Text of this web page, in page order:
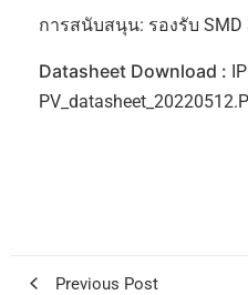
การสนับสนุน: รองรับ SMD
Datasheet Download :
Previous Post